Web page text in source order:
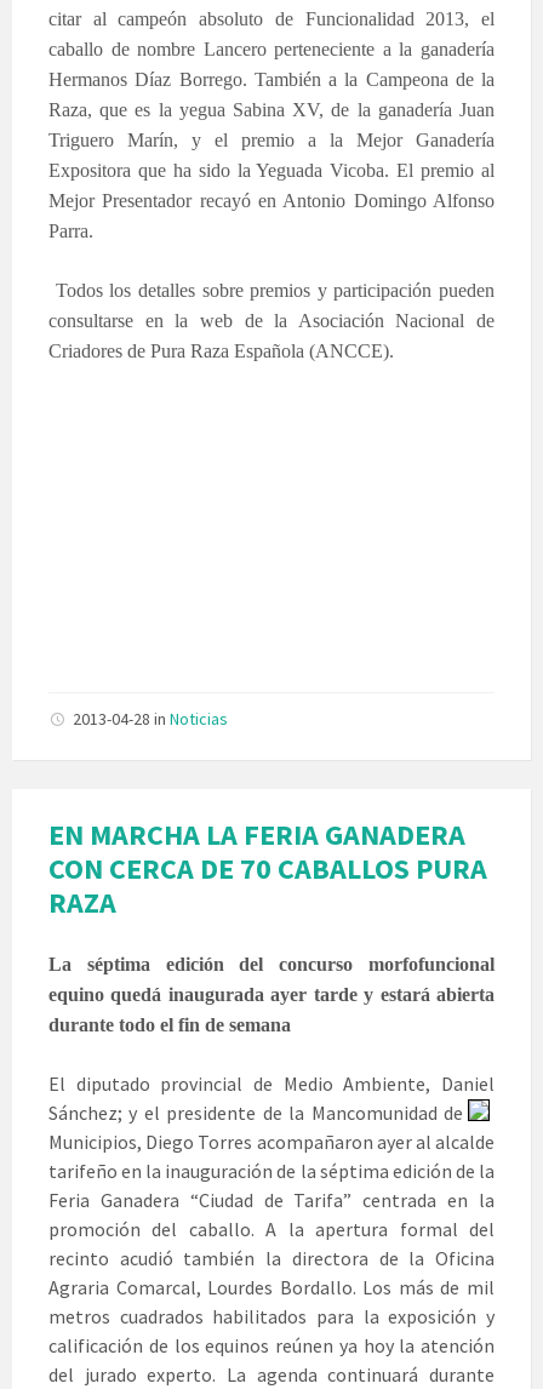
citar al campeón absoluto de Funcionalidad 2013, el
caballo de nombre Lancero perteneciente a la ganadería
Hermanos Díaz Borrego. También a la Campeona de la
Raza, que es la yegua Sabina XV, de la ganadería Juan
Triguero Marín, y el premio a la Mejor Ganadería
Expositora que ha sido la Yeguada Vicoba. El premio al
Mejor Presentador recayó en Antonio Domingo Alfonso
Parra.
Todos los detalles sobre premios y participación pueden
consultarse en la web de la Asociación Nacional de
Criadores de Pura Raza Española (ANCCE).
2013-04-28 in Noticias
EN MARCHA LA FERIA GANADERA
CON CERCA DE 70 CABALLOS PURA
RAZA
La séptima edición del concurso morfofuncional
equino quedá inaugurada ayer tarde y estará abierta
durante todo el fin de semana
El diputado provincial de Medio Ambiente, Daniel
Sánchez; y el presidente de la Mancomunidad de
Municipios, Diego Torres acompañaron ayer al alcalde
tarifeño en la inauguración de la séptima edición de la
Feria Ganadera “Ciudad de Tarifa” centrada en la
promoción del caballo. A la apertura formal del
recinto acudió también la directora de la Oficina
Agraria Comarcal, Lourdes Bordallo. Los más de mil
metros cuadrados habilitados para la exposición y
calificación de los equinos reúnen ya hoy la atención
del jurado experto. La agenda continuará durante